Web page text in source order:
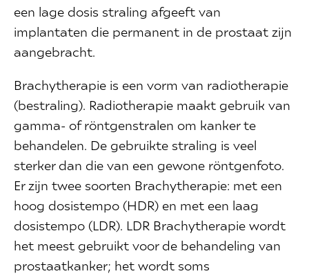
een lage dosis straling afgeeft van
implantaten die permanent in de prostaat zijn
aangebracht.
Brachytherapie is een vorm van radiotherapie
(bestraling). Radiotherapie maakt gebruik van
gamma- of röntgenstralen om kanker te
behandelen. De gebruikte straling is veel
sterker dan die van een gewone röntgenfoto.
Er zijn twee soorten Brachytherapie: met een
hoog dosistempo (HDR) en met een laag
dosistempo (LDR). LDR Brachytherapie wordt
het meest gebruikt voor de behandeling van
prostaatkanker; het wordt soms